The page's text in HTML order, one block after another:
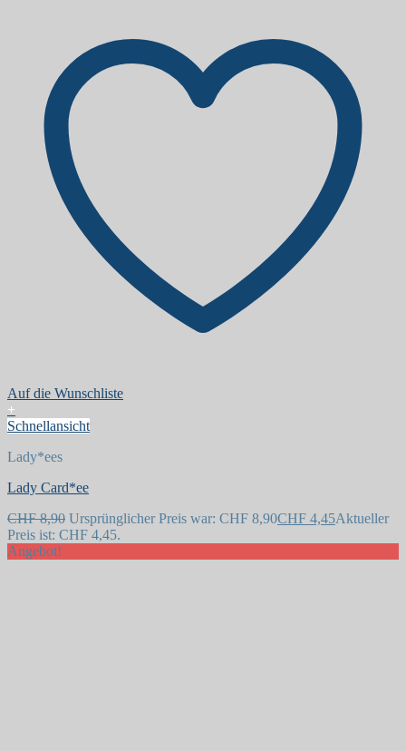
Auf die Wunschliste
+
Schnellansicht
Lady*ees
Lady Card*ee
CHF8,90 Ursprünglicher Preis war: CHF 8,90CHF 4,45Aktueller
Preis ist: CHF 4,45.
Angebot!